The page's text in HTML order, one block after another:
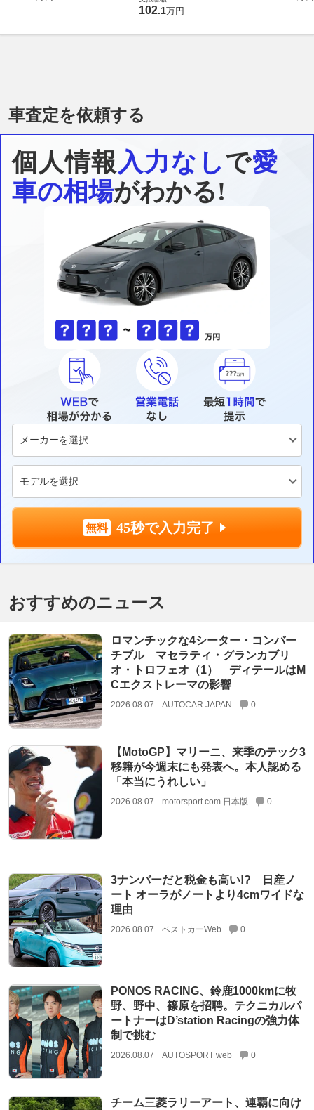
102.1万円
車査定を依頼する
個人情報入力なしで愛
車の相場がわかる!
45秒で入力完了
おすすめのニュース
ロマンチックな4シーター・コンバー
チブル マセラティ・グランカブリ
オ・トロフェオ（1） ディテールはM
Cエクストレーマの影響
2026.08.07 AUTOCAR JAPAN 0
【MotoGP】マリーニ、来季のテック3
移籍が今週末にも発表へ。本人認める
「本当にうれしい」
2026.08.07 motorsport.com 日本版 0
3ナンバーだと税金も高い!? 日産ノ
ート オーラがノートより4cmワイドな
理由
2026.08.07 ベストカーWeb 0
PONOS RACING、鈴鹿1000kmに牧
野、野中、篠原を招聘。テクニカルパ
ートナーはD’station Racingの強力体
制で挑む
2026.08.07 AUTOSPORT web 0
チーム三菱ラリーアート、連覇に向け